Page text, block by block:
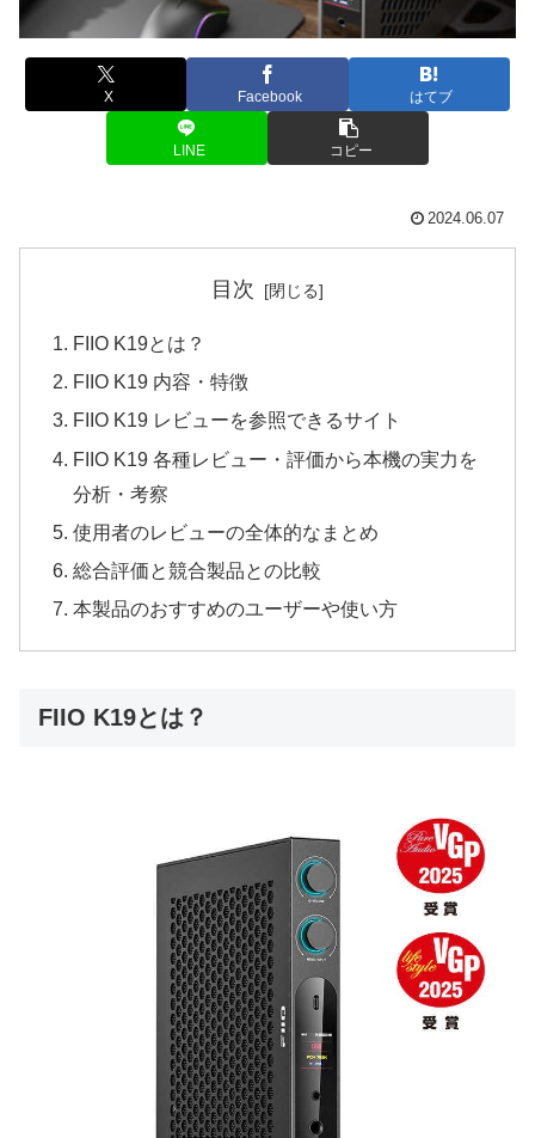
X Facebook はてブ
LINE コピー
2024.06.07
目次
FIIO K19とは？
FIIO K19 内容・特徴
FIIO K19 レビューを参照できるサイト
FIIO K19 各種レビュー・評価から本機の実力を
分析・考察
使用者のレビューの全体的なまとめ
総合評価と競合製品との比較
本製品のおすすめのユーザーや使い方
FIIO K19とは？